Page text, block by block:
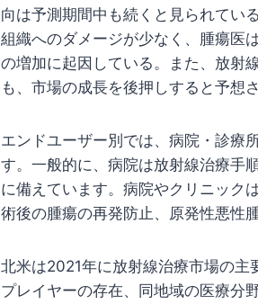
向は予測期間中も続くと見られてい
組織へのダメージが少なく、腫瘍医
の増加に起因している。また、放射
も、市場の成長を後押しすると予想
エンドユーザー別では、病院・診療
す。一般的に、病院は放射線治療手
に備えています。病院やクリニック
術後の腫瘍の再発防止、原発性悪性
北米は2021年に放射線治療市場の
プレイヤーの存在、同地域の医療分